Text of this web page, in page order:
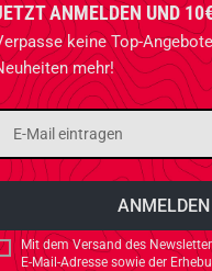
ANMELDEN UND
keine Top-
mehr!
Mit dem Versand des
E-Mail-Adresse sowie der
Women's T-shirt (NVG Girl) Black Schwarz
€